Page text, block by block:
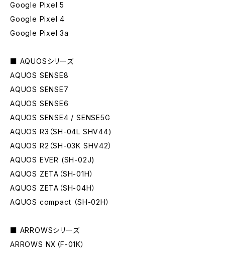
Google Pixel 5
Google Pixel 4
Google Pixel 3a
■ AQUOSシリーズ
AQUOS SENSE8
AQUOS SENSE7
AQUOS SENSE6
AQUOS SENSE4 / SENSE5G
AQUOS R3（SH-04L SHV44)
AQUOS R2（SH-03K SHV42）
AQUOS EVER (SH-02J)
AQUOS ZETA（SH-01H）
AQUOS ZETA（SH-04H）
AQUOS compact （SH-02H）
■ ARROWSシリーズ
ARROWS NX（F-01K）